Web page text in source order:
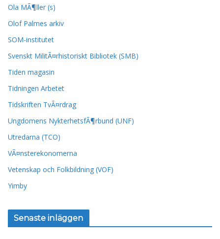
Ola MÃ¶ller (s)
Olof Palmes arkiv
SOM-institutet
Svenskt MilitÃ¤rhistoriskt Bibliotek (SMB)
Tiden magasin
Tidningen Arbetet
Tidskriften TvÃ¤rdrag
Ungdomens NykterhetsfÃ¶rbund (UNF)
Utredarna (TCO)
VÃ¤nsterekonomerna
Vetenskap och Folkbildning (VOF)
Yimby
Senaste inläggen